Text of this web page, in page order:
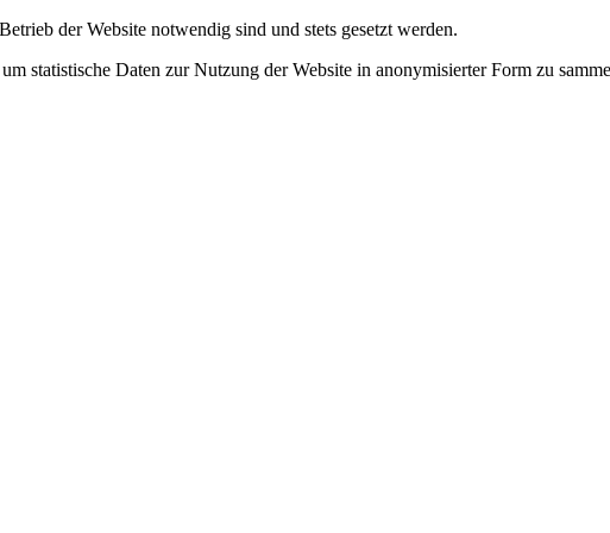
der Website notwendig sind und stets gesetzt werden.
statistische Daten zur Nutzung der Website in anonymisierter Form zu